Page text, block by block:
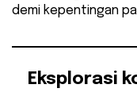
demi kepentingan
Eksplorasi